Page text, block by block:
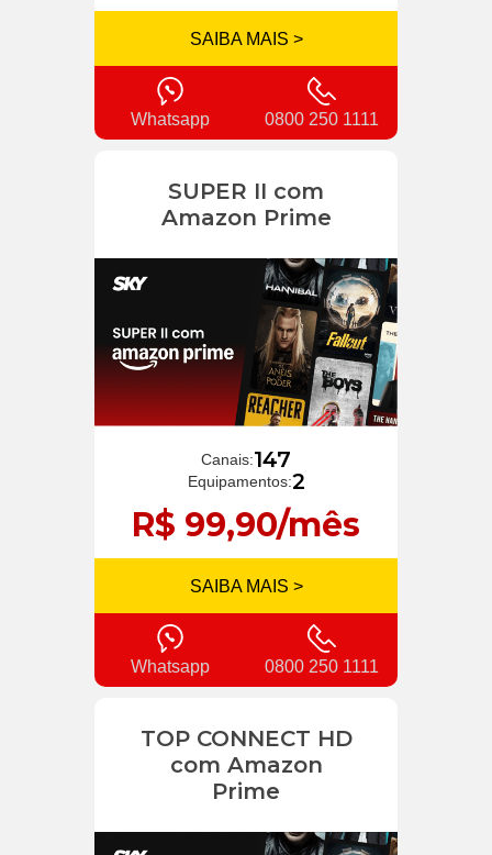
SAIBA MAIS >
Whatsapp 0800 250 1111
SUPER II com
Amazon Prime
Canais:147
Equipamentos:2
R$ 99,90/mês
SAIBA MAIS >
Whatsapp 0800 250 1111
TOP CONNECT HD
com Amazon
Prime